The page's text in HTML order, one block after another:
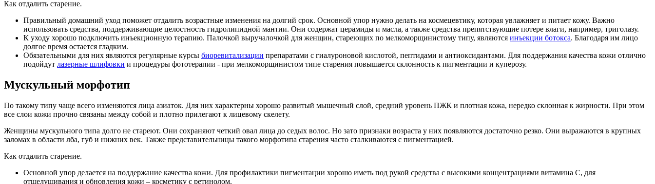
Как отдалить старение.
Правильный домашний уход поможет отдалить возрастные изменения на долгий срок. Основной упор нужно делать на космецевтику, которая увлажняет и питает кожу. Важно
использовать средства, поддерживающие целостность гидролипидной мантии. Они содержат церамиды и масла, а также средства препятствующие потере влаги, например, триголазу.
К уходу хорошо подключить инъекционную терапию. Палочкой выручалочкой для женщин, стареющих по мелкоморщинистому типу, являются инъекции ботокса. Благодаря им лицо
долгое время остается гладким.
Обязательными для них являются регулярные курсы биоревитализации препаратами с гиалуроновой кислотой, пептидами и антиоксидантами. Для поддержания качества кожи отлично
подойдут лазерные шлифовки и процедуры фототерапии - при мелкоморщинистом типе старения повышается склонность к пигментации и куперозу.
Мускульный морфотип
По такому типу чаще всего изменяются лица азиаток. Для них характерны хорошо развитый мышечный слой, средний уровень ПЖК и плотная кожа, нередко склонная к жирности. При этом
все слои кожи прочно связаны между собой и плотно прилегают к лицевому скелету.
Женщины мускульного типа долго не стареют. Они сохраняют четкий овал лица до седых волос. Но зато признаки возраста у них появляются достаточно резко. Они выражаются в крупных
заломах в области лба, губ и нижних век. Также представительницы такого морфотипа старения часто сталкиваются с пигментацией.
Как отдалить старение.
Основной упор делается на поддержание качества кожи. Для профилактики пигментации хорошо иметь под рукой средства с высокими концентрациями витамина С, для
отшелушивания и обновления кожи – косметику с ретинолом.